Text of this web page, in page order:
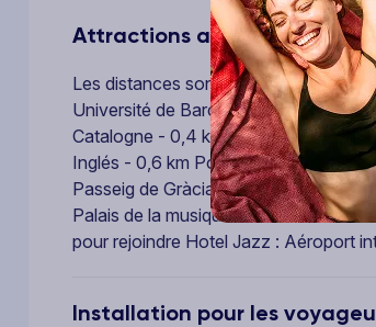
Attractions aux alentours
Les distances sont affichées au
Université de Barcelone - 0,2 km
Catalogne - 0,4 km Musée d'art
Inglés - 0,6 km Portal de l'Àngel - 0,6
Passeig de Gràcia - 0,9 km Rambla
Palais de la musique catalane - 1 km
pour rejoindre Hotel Jazz : Aéroport
Installation pour les